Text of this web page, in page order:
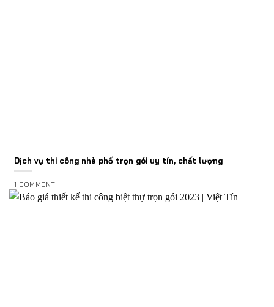
Dịch vụ thi công nhà phố trọn gói uy tín, chất lượng
1 COMMENT